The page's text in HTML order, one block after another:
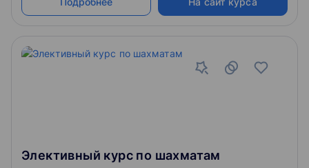
Элективный курс по шахматам